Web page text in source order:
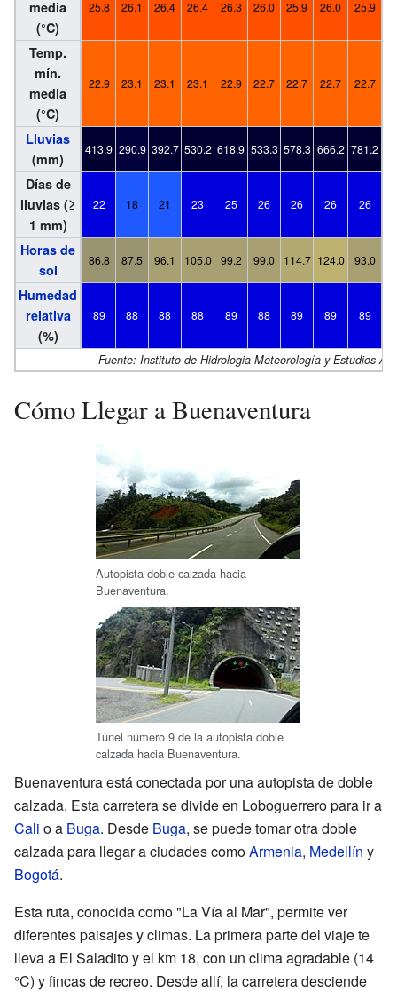
media
(°C)
25.8 26.1 26.4 26.4 26.3 26.0 25.9 26.0 25.9
Temp.
mín.
media
(°C)
22.9 23.1 23.1 23.1 22.9 22.7 22.7 22.7 22.7
Lluvias
(mm)
413.9 290.9 392.7 530.2 618.9 533.3 578.3 666.2 781.2
Días de
lluvias (≥
1 mm)
22 18 21 23 25 26 26 26 26
Horas de
sol
86.8 87.5 96.1 105.0 99.2 99.0 114.7 124.0 93.0
Humedad
relativa
(%)
89 88 88 88 89 88 89 89 89
Fuente: Instituto de Hidrologia Meteorología y Estudios
Cómo Llegar a Buenaventura
Autopista doble calzada hacia
Buenaventura.
Túnel número 9 de la autopista doble
calzada hacia Buenaventura.
Buenaventura está conectada por una autopista de doble
calzada. Esta carretera se divide en Loboguerrero para ir a
Cali o a Buga. Desde Buga, se puede tomar otra doble
calzada para llegar a ciudades comoArmenia, Medellín y
Bogotá.
Esta ruta, conocida como "La Vía al Mar", permite ver
diferentes paisajes y climas. La primera parte del viaje te
lleva a El Saladito y el km 18, con un clima agradable (14
°C) y fincas de recreo. Desde allí, la carretera desciende